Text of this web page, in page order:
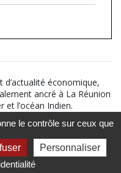
d’actualité économique,
ancré à La Réunion
l’océan Indien.
Notice légale
Politique de
-CGV-CGU
le contrôle sur ceux que
Personnaliser